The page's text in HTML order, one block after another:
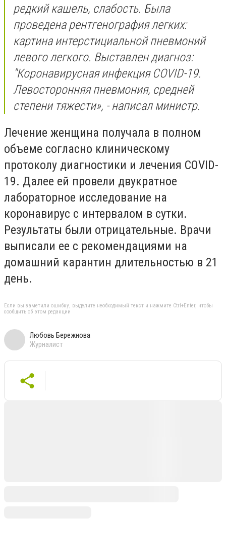
редкий кашель, слабость. Была
проведена рентгенография легких:
картина интерстициальной пневмоний
левого легкого. Выставлен диагноз:
"Коронавирусная инфекция COVID-19.
Левосторонняя пневмония, средней
степени тяжести», - написал министр.
Лечение женщина получала в полном
объеме согласно клиническому
протоколу диагностики и лечения COVID-
19. Далее ей провели двукратное
лабораторное исследование на
коронавирус с интервалом в сутки.
Результаты были отрицательные. Врачи
выписали ее с рекомендациями на
домашний карантин длительностью в 21
день.
Если вы заметили ошибку, выделите необходимый текст и нажмите Ctrl+Enter, чтобы
сообщить об этом редакции
Любовь Бережнова
Журналист